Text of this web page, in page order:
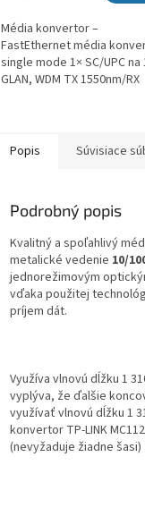
Média konvertor –
FastEthernet média
single mode 1× SC/UPC na
GLAN, WDM TX 1550nm/RX
Popis Súvisiace
Podrobný popis
Kvalitný a spoľahlivý
metalické vedenie 10/
jednorežimovým
vďaka použitej
príjem dát.
Využíva vlnovú dĺžku 1
vyplýva, že ďalšie
využívať vlnovú dĺžku 1
konvertor TP-LINK
(nevyžaduje žiadne šasi)